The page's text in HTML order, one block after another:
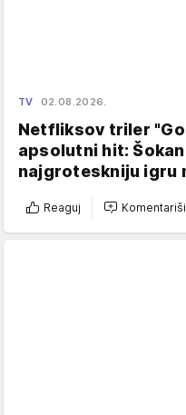
TV 02.08.2026.
Netfliksov triler
apsolutni hit:
najgroteskniju igru
Reaguj Komentariši